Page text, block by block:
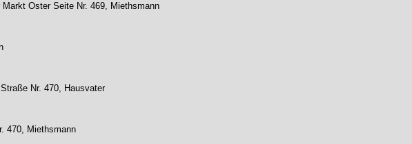
Oster Seite Nr. 469, Miethsmann
Nr. 470, Hausvater
470, Miethsmann